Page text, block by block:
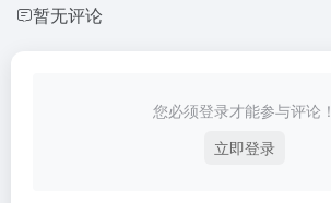
暂无评论
您必须登录才能参与评论！
立即登录